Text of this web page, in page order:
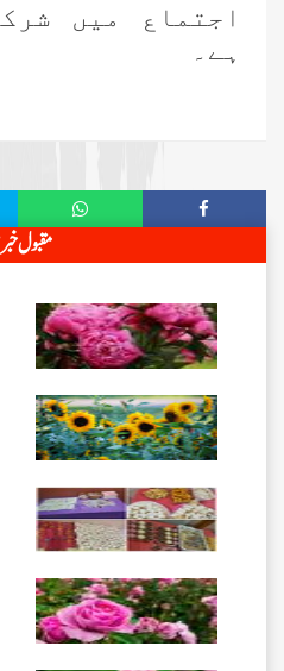
اجتماع میں
ہے۔
مقبول